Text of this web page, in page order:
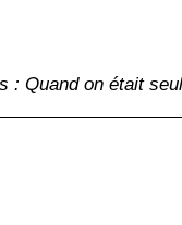
: Quand on était